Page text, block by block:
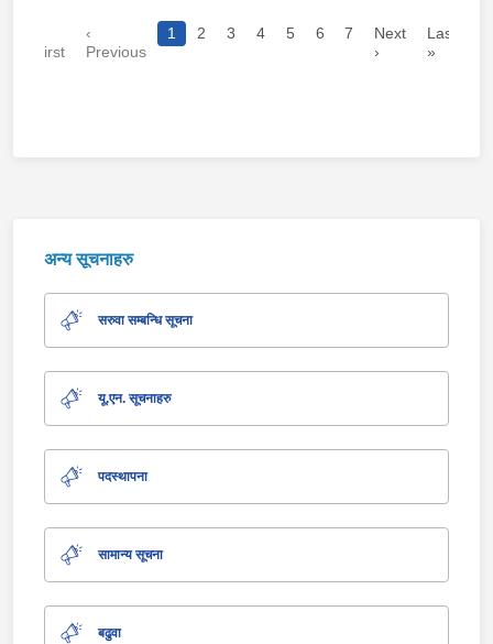
First
‹
Previous
1 2 3 4 5 6 7
Next
›
Last
»
अन्य सूचनाहरु
सरुवा सम्बन्धि सूचना
यू.एन. सूचनाहरु
पदस्थापना
सामान्य सूचना
बढुवा